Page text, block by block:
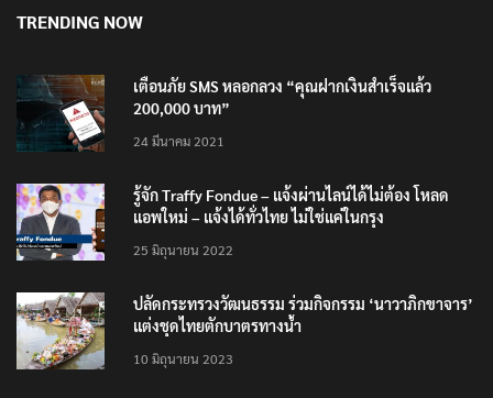
TRENDING NOW
เตือนภัย SMS หลอกลวง “คุณฝากเงินสำเร็จแล้ว
200,000 บาท”
24 มีนาคม 2021
รู้จัก Traffy Fondue – แจ้งผ่านไลน์ได้ไม่ต้อง โหลด
แอพใหม่ – แจ้งได้ทั่วไทย ไม่ใช่แค่ในกรุง
25 มิถุนายน 2022
ปลัดกระทรวงวัฒนธรรม ร่วมกิจกรรม ‘นาวาภิกขาจาร’
แต่งชุดไทยตักบาตรทางน้ำ
10 มิถุนายน 2023